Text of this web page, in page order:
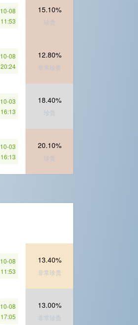
10-08
11:53
15.10%
珍贵
10-08
20:24
12.80%
非常珍贵
10-03
16:13
18.40%
珍贵
10-03
16:13
20.10%
珍贵
10-08
11:53
13.40%
非常珍贵
10-08
17:05
13.00%
非常珍贵